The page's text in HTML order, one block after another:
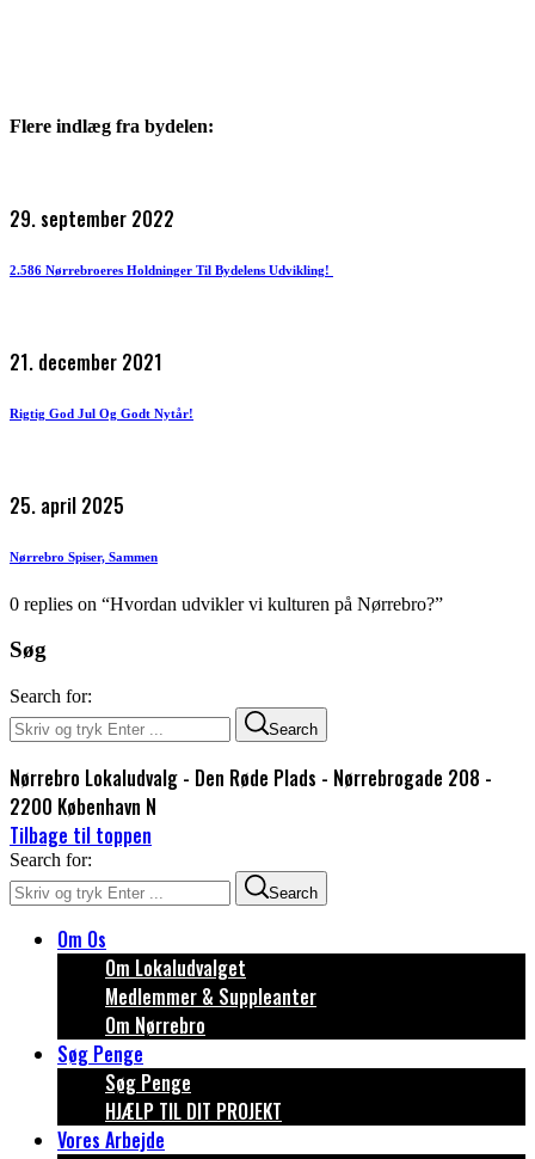
Flere indlæg fra bydelen:
29. september 2022
2.586 Nørrebroeres Holdninger Til Bydelens Udvikling!
21. december 2021
Rigtig God Jul Og Godt Nytår!
25. april 2025
Nørrebro Spiser, Sammen
0 replies on “Hvordan udvikler vi kulturen på Nørrebro?”
Søg
Search for:
Search
Nørrebro Lokaludvalg - Den Røde Plads - Nørrebrogade 208 -
2200 København N
Tilbage til toppen
Search for:
Search
Om Os
Om Lokaludvalget
Medlemmer & Suppleanter
Om Nørrebro
Søg Penge
Søg Penge
HJÆLP TIL DIT PROJEKT
Vores Arbejde